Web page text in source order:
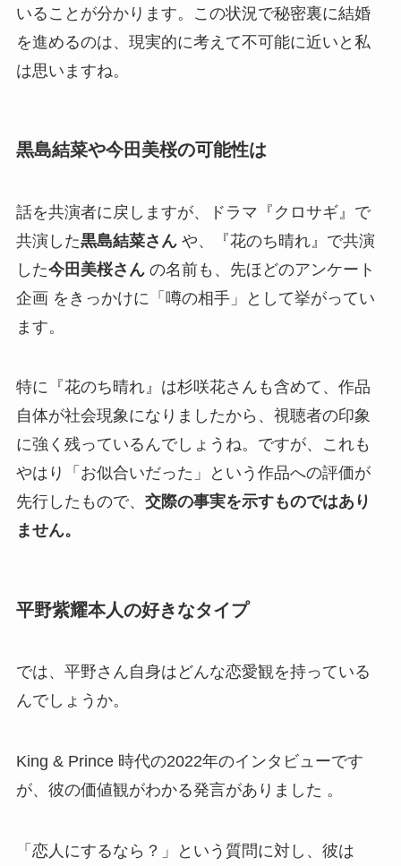
いることが分かります。この状況で秘密裏に結婚
を進めるのは、現実的に考えて不可能に近いと私
は思いますね。
黒島結菜や今田美桜の可能性は
話を共演者に戻しますが、ドラマ『クロサギ』で
共演した黒島結菜さんや、『花のち晴れ』で共演
した今田美桜さんの名前も、先ほどのアンケート
企画 をきっかけに「噂の相手」として挙がってい
ます。
特に『花のち晴れ』は杉咲花さんも含めて、作品
自体が社会現象になりましたから、視聴者の印象
に強く残っているんでしょうね。ですが、これも
やはり「お似合いだった」という作品への評価が
先行したもので、 交際の事実を示すものではあり
ません。
平野紫耀本人の好きなタイプ
では、平野さん自身はどんな恋愛観を持っている
んでしょうか。
King & Prince 時代の2022年のインタビューです
が、彼の価値観がわかる発言がありました 。
「恋人にするなら？」という質問に対し、彼は